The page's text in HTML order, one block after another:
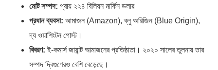
মোট সম্পদ: প্রায় ২২৪ বিলিয়ন মার্কিন ডলার
প্রধান ব্যবসা: আমাজন (Amazon), ব্লু অরিজিন (Blue Origin),
দ্য ওয়াশিংটন পোস্ট।
বিবরণ: ই-কমার্স জায়ান্ট আমাজনের প্রতিষ্ঠাতা। ২০২০ সালের তুলনায় তার
সম্পদ দ্বিগুণেরও বেশি বেড়েছে।